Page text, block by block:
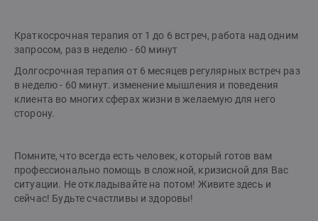
Краткосрочная терапия от 1 до 6 встреч, работа над одним
запросом, раз в неделю - 60 минут
Долгосрочная терапия от 6 месяцев регулярных встреч раз
в неделю - 60 минут. изменение мышления и поведения
клиента во многих сферах жизни в желаемую для него
сторону.
Помните, что всегда есть человек, который готов вам
профессионально помощь в сложной, кризисной для Вас
ситуации. Не откладывайте на потом! Живите здесь и
сейчас! Будьте счастливы и здоровы!